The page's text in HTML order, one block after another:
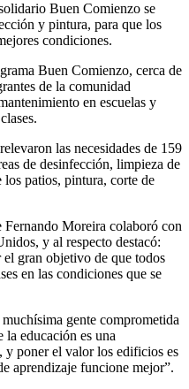
Buen Comienzo se
y pintura, para que los
condiciones.
Buen Comienzo, cerca de
de la comunidad
en escuelas y
las necesidades de 159
de desinfección, limpieza de
patios, pintura, corte de
Fernando Moreira colaboró con
y al respecto destacó:
gran objetivo de que todos
en las condiciones que se
gente comprometida
la educación es una
y poner el valor los edificios es
aprendizaje funcione mejor”.